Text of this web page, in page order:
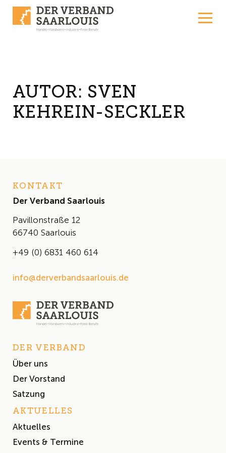
AUTOR: SVEN
KEHREIN-SECKLER
KONTAKT
Der Verband Saarlouis
Pavillonstraße 12
66740 Saarlouis
+49 (0) 6831 460 614
info@derverbandsaarlouis.de
DER VERBAND
Über uns
Der Vorstand
Satzung
AKTUELLES
Aktuelles
Events & Termine